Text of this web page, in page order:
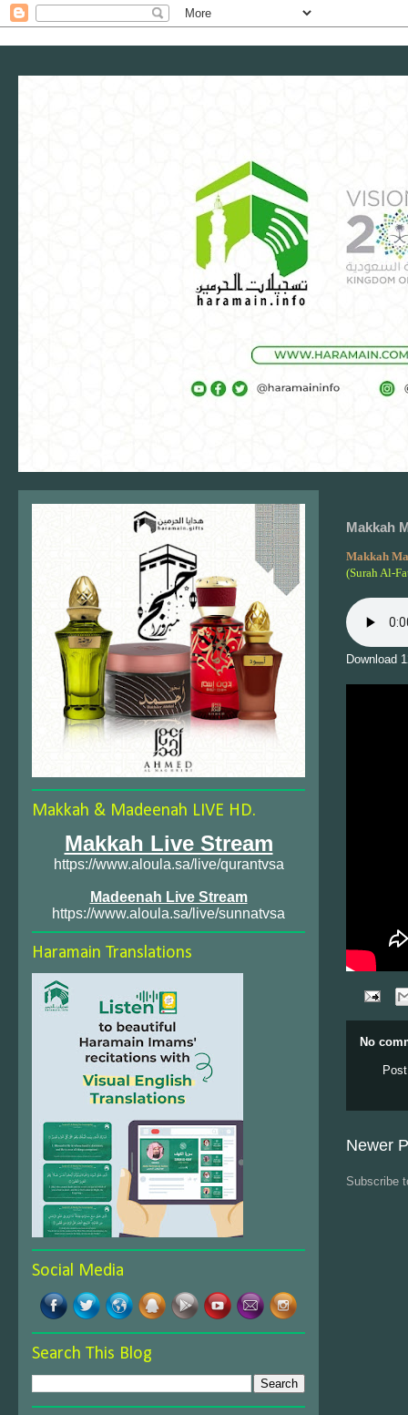
Makkah
Makkah
(Surah Al-
Download
No
Newer
Subscribe
Makkah & Madeenah LIVE HD.
Makkah Live Stream
https://www.aloula.sa/live/qurantvsa
Madeenah Live Stream
https://www.aloula.sa/live/sunnatvsa
Haramain Translations
Social Media
Search This Blog